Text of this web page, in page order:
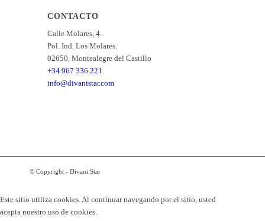
CONTACTO
Calle Molares, 4.
Pol. Ind. Los Molares.
02650, Montealegre del Castillo
+34 967 336 221
info@divanistar.com
© Copyright - Divani Star
Este sitio utiliza cookies. Al continuar navegando por el sitio, usted
acepta nuestro uso de cookies.